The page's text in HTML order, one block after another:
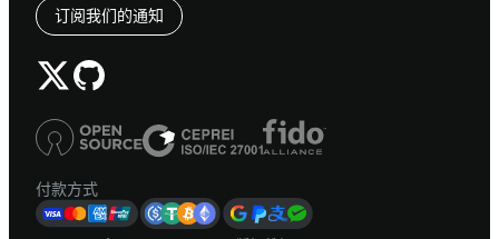
订阅我们的通知
付款方式